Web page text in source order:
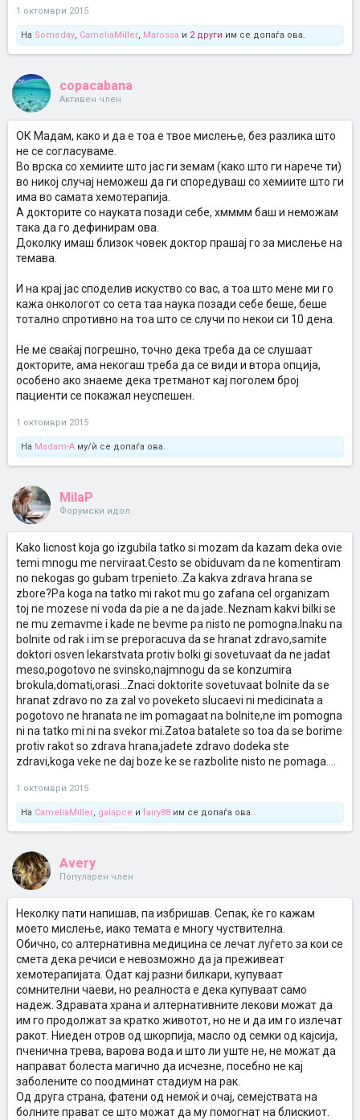
1 октомври 2015
На Someday, CameliaMiller, Marossa и 2 други им се допаѓа ова.
copacabana
Активен член
ОК Мадам, како и да е тоа е твое мислење, без разлика што
не се согласуваме.
Во врска со хемиите што јас ги земам (како што ги нарече ти)
во никој случај неможеш да ги споредуваш со хемиите што ги
има во самата хемотерапија.
А докторите со науката позади себе, хмммм баш и неможам
така да го дефинирам ова.
Доколку имаш близок човек доктор прашај го за мислење на
темава.
И на крај јас споделив искуство со вас, а тоа што мене ми го
кажа онкологот со сета таа наука позади себе беше, беше
тотално спротивно на тоа што се случи по некои си 10 дена.
Не ме сваќај погрешно, точно дека треба да се слушаат
докторите, ама некогаш треба да се види и втора опција,
особено ако знаеме дека третманот кај поголем број
пациенти се покажал неуспешен.
1 октомври 2015
На Madam-A му/ѝ се допаѓа ова.
MilaP
Форумски идол
Kako licnost koja go izgubila tatko si mozam da kazam deka ovie
temi mnogu me nerviraat.Cesto se obiduvam da ne komentiram
no nekogas go gubam trpenieto..Za kakva zdrava hrana se
zbore?Pa koga na tatko mi rakot mu go zafana cel organizam
toj ne mozese ni voda da pie a ne da jade..Neznam kakvi bilki se
ne mu zemavme i kade ne bevme pa nisto ne pomogna.Inaku na
bolnite od rak i im se preporacuva da se hranat zdravo,samite
doktori osven lekarstvata protiv bolki gi sovetuvaat da ne jadat
meso,pogotovo ne svinsko,najmnogu da se konzumira
brokula,domati,orasi...Znaci doktorite sovetuvaat bolnite da se
hranat zdravo no za zal vo poveketo slucaevi ni medicinata a
pogotovo ne hranata ne im pomagaat na bolnite,ne im pomogna
ni na tatko mi ni na svekor mi.Zatoa batalete so toa da se borime
protiv rakot so zdrava hrana,jadete zdravo dodeka ste
zdravi,koga veke ne daj boze ke se razbolite nisto ne pomaga....
1 октомври 2015
На CameliaMiller, galapce и fairy88 им се допаѓа ова.
Avery
Популарен член
Неколку пати напишав, па избришав. Сепак, ќе го кажам
моето мислење, иако темата е многу чуствителна.
Обично, со алтернативна медицина се лечат луѓето за кои се
смета дека речиси е невозможно да ја преживеат
хемотерапијата. Одат кај разни билкари, купуваат
сомнителни чаеви, но реалноста е дека купуваат само
надеж. Здравата храна и алтернативните лекови можат да
им го продолжат за кратко животот, но не и да им го излечат
ракот. Ниеден отров од шкорпија, масло од семки од кајсија,
пченична трева, варова вода и што ли уште не, не можат да
направат болеста магично да исчезне, посебно не кај
заболените со поодминат стадиум на рак.
Од друга страна, фатени од немоќ и очај, семејствата на
болните прават се што можат да му помогнат на блискиот.